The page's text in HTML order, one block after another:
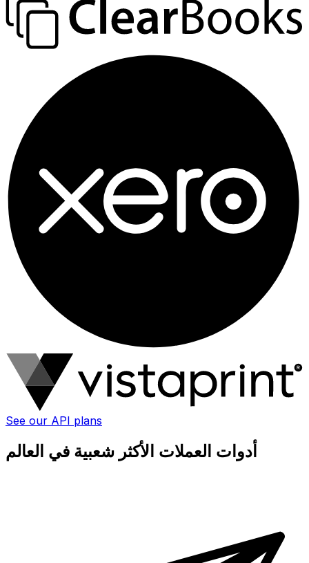
See our API plans
أدوات العملات الأكثر شعبية في العالم